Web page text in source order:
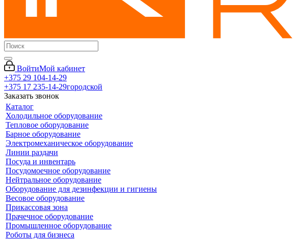
ВойтиМой кабинет
+375 29 104-14-29
+375 17 235-14-29городской
Заказать звонок
Каталог
Холодильное оборудование
Тепловое оборудование
Барное оборудование
Электромеханическое оборудование
Линии раздачи
Посуда и инвентарь
Посудомоечное оборудование
Нейтральное оборудование
Оборудование для дезинфекции и гигиены
Весовое оборудование
Прикассовая зона
Прачечное оборудование
Промышленное оборудование
Роботы для бизнеса